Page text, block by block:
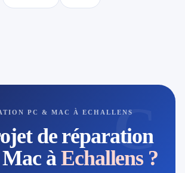
C
PC & MAC À ECHALLENS
de réparation
àEchallens ?